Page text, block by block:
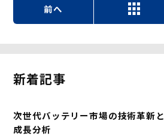
前へ
新着記事
次世代バッテリー市場の技術革新と
成長分析